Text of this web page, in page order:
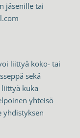
jäsenille tai
liittyä koko- tai
sekä
liittyä kuka
yhteisö
yhdistyksen